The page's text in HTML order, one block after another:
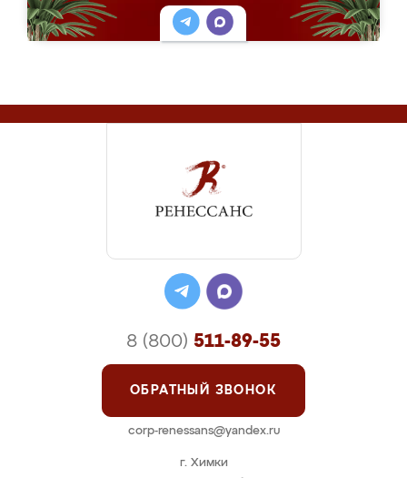
г. Химки
8 (800) 511-89-55
ОБРАТНЫЙ ЗВОНОК
corp-renessans@yandex.ru